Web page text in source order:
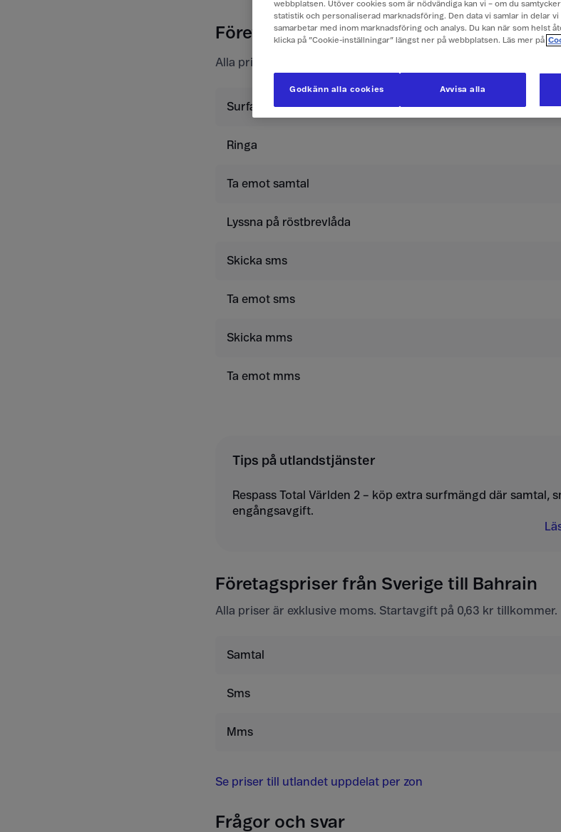
Företagspriser i Bahrain
Alla priser är exklusive moms.
Surfa
Ringa
Ta emot samtal
Lyssna på röstbrevlåda
Skicka sms
Ta emot sms
Skicka mms
Ta emot mms
Tips på utlandstjänster
Respass Total Världen 2 – köp extra surfmängd där samtal,
engångsavgift.
Företagspriser från Sverige till Bahrain
Alla priser är exklusive moms. Startavgift på 0,63 kr tillkommer.
Samtal
Sms
Mms
Se priser till utlandet uppdelat per zon
Frågor och svar
webbplatsen. Utöver cookies som är nödvändiga kan vi – om du
statistik och personaliserad marknadsföring. Den data vi samlar in delar
samarbetar med inom marknadsföring och analys. Du kan när som helst
klicka på ”Cookie-inställningar” längst ner på webbplatsen. Läs mer på
Avvisa alla
Godkänn alla cookies